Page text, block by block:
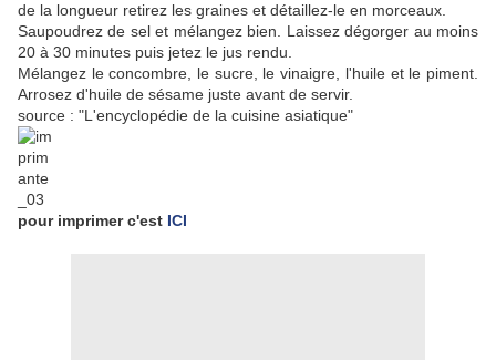
de la longueur retirez les graines et détaillez-le en morceaux.
Saupoudrez de sel et mélangez bien. Laissez dégorger au moins
20 à 30 minutes puis jetez le jus rendu.
Mélangez le concombre, le sucre, le vinaigre, l'huile et le piment.
Arrosez d'huile de sésame juste avant de servir.
source : "L'encyclopédie de la cuisine asiatique"
pour imprimer c'est ICI